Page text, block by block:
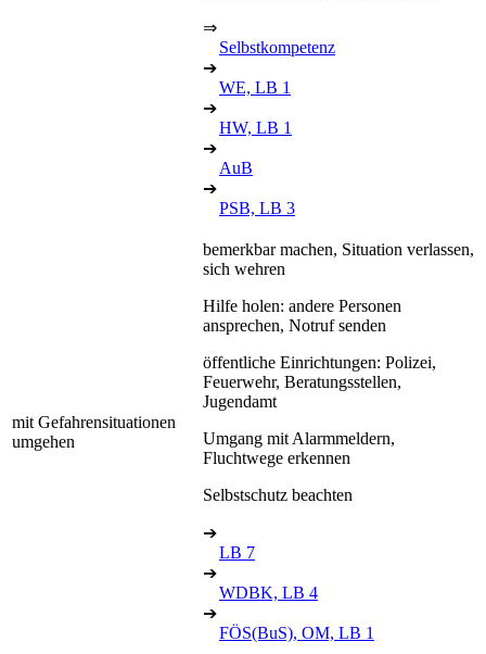
⇒
Selbstkompetenz
➔
WE, LB 1
➔
HW, LB 1
➔
AuB
➔
PSB, LB 3
mit Gefahrensituationen
umgehen
bemerkbar machen, Situation verlassen,
sich wehren
Hilfe holen: andere Personen
ansprechen, Notruf senden
öffentliche Einrichtungen: Polizei,
Feuerwehr, Beratungsstellen,
Jugendamt
Umgang mit Alarmmeldern,
Fluchtwege erkennen
Selbstschutz beachten
➔
LB 7
➔
WDBK, LB 4
➔
FÖS(BuS), OM, LB 1